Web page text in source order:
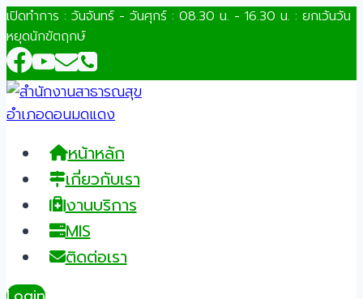
Skip
to
content
เปิดทำการ : วันจันทร์ - วันศุกร์ : 08.30 น. - 16.30 น. : ยกเว้นวัน
หยุดนักขัตฤกษ์
หน้าหลัก
เกี่ยวกับเรา
งานบริการ
MIS
ติดต่อเรา